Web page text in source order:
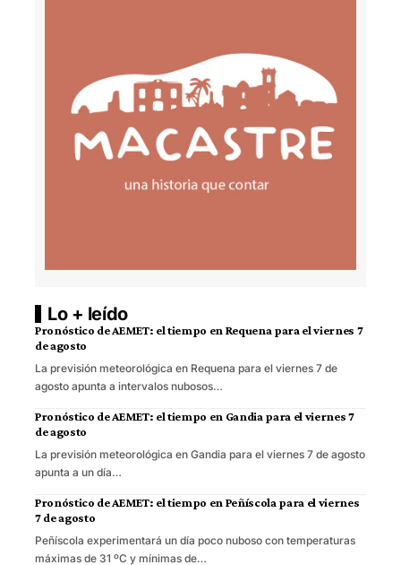
Lo + leído
Pronóstico de AEMET: el tiempo en Requena para el viernes 7
de agosto
La previsión meteorológica en Requena para el viernes 7 de
agosto apunta a intervalos nubosos…
Pronóstico de AEMET: el tiempo en Gandia para el viernes 7
de agosto
La previsión meteorológica en Gandia para el viernes 7 de agosto
apunta a un día…
Pronóstico de AEMET: el tiempo en Peñíscola para el viernes
7 de agosto
Peñíscola experimentará un día poco nuboso con temperaturas
máximas de 31 ºC y mínimas de…